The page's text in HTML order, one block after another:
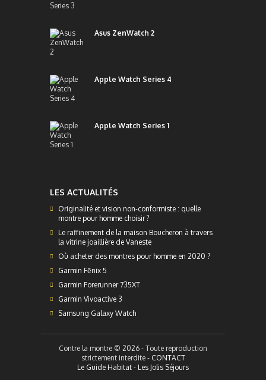
Asus ZenWatch 2
Apple Watch Series 4
Apple Watch Series 1
LES ACTUALITÉS
Originalité et vision non-conformiste : quelle
montre pour homme choisir ?
Le raffinement de la maison Boucheron à travers
la vitrine joaillière de Vaneste
Où acheter des montres pour homme en 2020 ?
Garmin Fēnix 5
Garmin Forerunner 735XT
Garmin Vivoactive 3
Samsung Galaxy Watch
Contre la montre © 2026 - Toute reproduction
strictement interdite - CONTACT
Le Guide Habitat - Les Jolis Séjours